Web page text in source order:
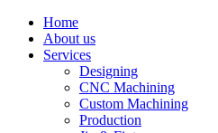
Home
About us
Services
Designing
CNC Machining
Custom Machining
Production